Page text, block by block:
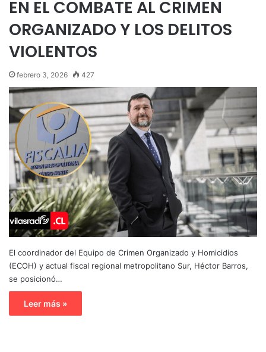
EN EL COMBATE AL CRIMEN
ORGANIZADO Y LOS DELITOS
VIOLENTOS
febrero 3, 2026 427
El coordinador del Equipo de Crimen Organizado y Homicidios
(ECOH) y actual fiscal regional metropolitano Sur, Héctor Barros,
se posicionó…
Leer más »